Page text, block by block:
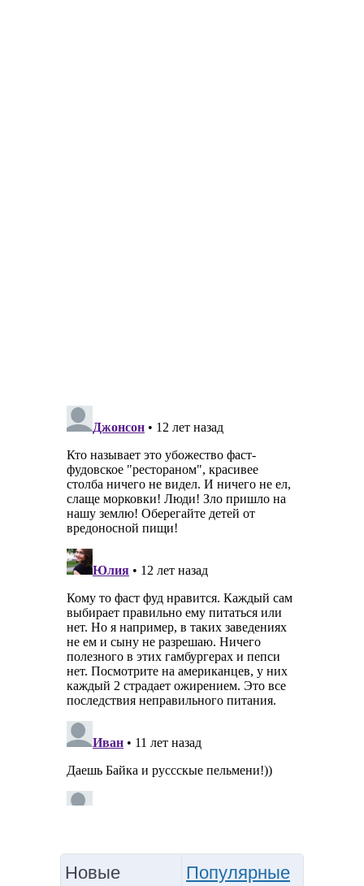
Новые Популярные